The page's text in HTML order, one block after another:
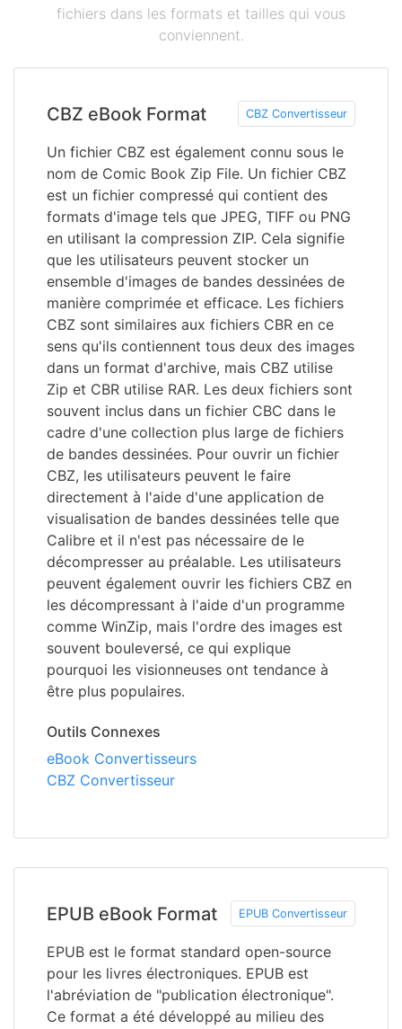
fichiers dans les formats et tailles qui vous
conviennent.
CBZ eBook Format CBZ Convertisseur
Un fichier CBZ est également connu sous le
nom de Comic Book Zip File. Un fichier CBZ
est un fichier compressé qui contient des
formats d'image tels que JPEG, TIFF ou PNG
en utilisant la compression ZIP. Cela signifie
que les utilisateurs peuvent stocker un
ensemble d'images de bandes dessinées de
manière comprimée et efficace. Les fichiers
CBZ sont similaires aux fichiers CBR en ce
sens qu'ils contiennent tous deux des images
dans un format d'archive, mais CBZ utilise
Zip et CBR utilise RAR. Les deux fichiers sont
souvent inclus dans un fichier CBC dans le
cadre d'une collection plus large de fichiers
de bandes dessinées. Pour ouvrir un fichier
CBZ, les utilisateurs peuvent le faire
directement à l'aide d'une application de
visualisation de bandes dessinées telle que
Calibre et il n'est pas nécessaire de le
décompresser au préalable. Les utilisateurs
peuvent également ouvrir les fichiers CBZ en
les décompressant à l'aide d'un programme
comme WinZip, mais l'ordre des images est
souvent bouleversé, ce qui explique
pourquoi les visionneuses ont tendance à
être plus populaires.
Outils Connexes
eBook Convertisseurs
CBZ Convertisseur
EPUB eBook Format EPUB Convertisseur
EPUB est le format standard open-source
pour les livres électroniques. EPUB est
l'abréviation de "publication électronique".
Ce format a été développé au milieu des